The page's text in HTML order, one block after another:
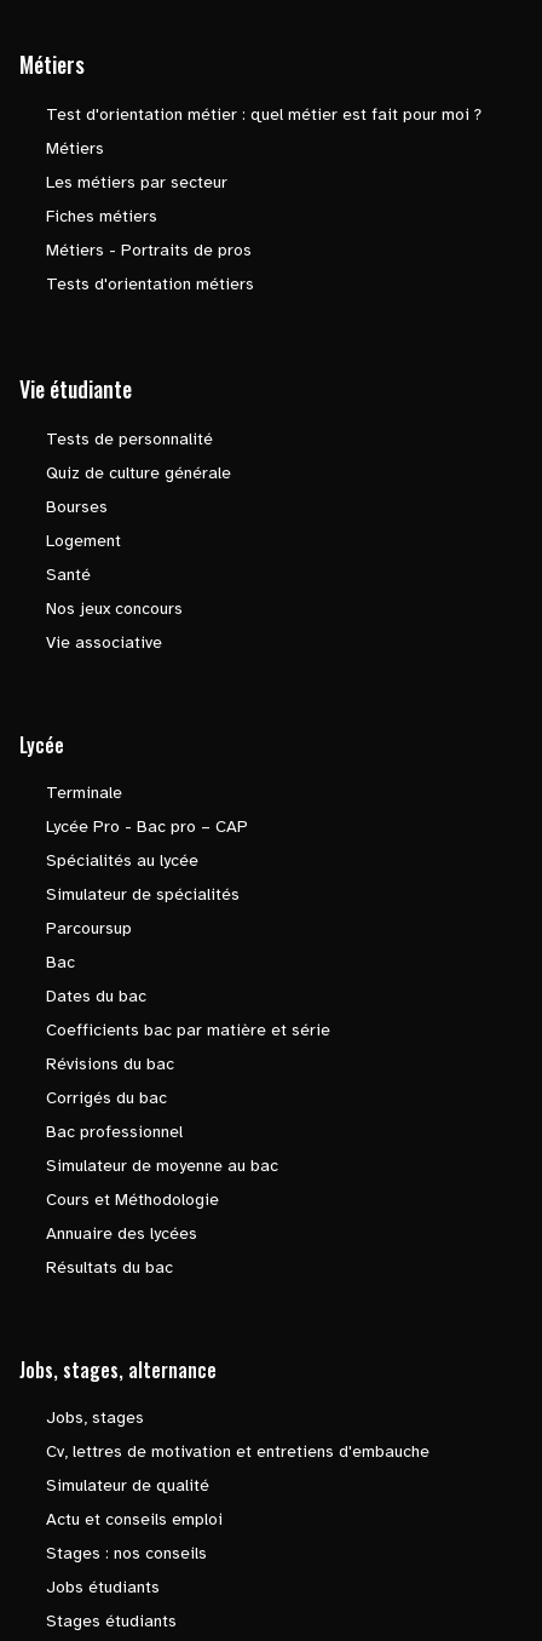
Métiers
Test d'orientation métier : quel métier est fait pour moi ?
Métiers
Les métiers par secteur
Fiches métiers
Métiers - Portraits de pros
Tests d'orientation métiers
Vie étudiante
Tests de personnalité
Quiz de culture générale
Bourses
Logement
Santé
Nos jeux concours
Vie associative
Lycée
Terminale
Lycée Pro - Bac pro – CAP
Spécialités au lycée
Simulateur de spécialités
Parcoursup
Bac
Dates du bac
Coefficients bac par matière et série
Révisions du bac
Corrigés du bac
Bac professionnel
Simulateur de moyenne au bac
Cours et Méthodologie
Annuaire des lycées
Résultats du bac
Jobs, stages, alternance
Jobs, stages
Cv, lettres de motivation et entretiens d'embauche
Simulateur de qualité
Actu et conseils emploi
Stages : nos conseils
Jobs étudiants
Stages étudiants